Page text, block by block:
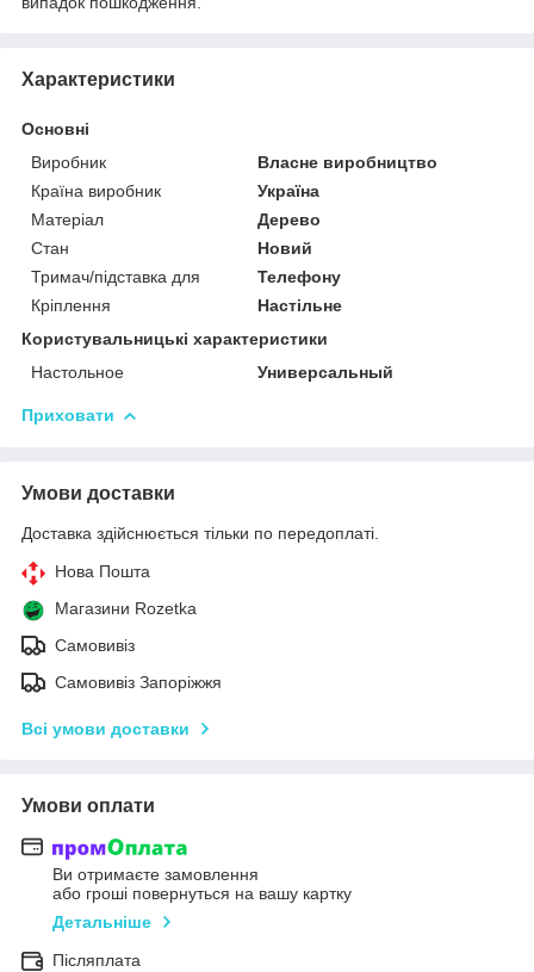
Характеристики
Основні
Виробник
Власне виробництво
Країна виробник
Україна
Матеріал
Дерево
Стан
Новий
Тримач/підставка для
Телефону
Кріплення
Настільне
Користувальницькі характеристики
Настольное
Универсальный
Приховати
Умови доставки
Доставка здійснюється тільки по передоплаті.
Нова Пошта
Магазини Rozetka
Самовивіз
Самовивіз Запоріжжя
Всі умови доставки
Умови оплати
Ви отримаєте замовлення
або гроші повернуться на вашу картку
Детальніше
Післяплата